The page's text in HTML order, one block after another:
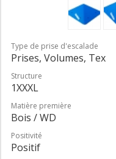
Type de prise d'escalade
Prises, Volumes, Tex
Structure
1XXXL
Matière première
Bois / WD
Positivité
Positif